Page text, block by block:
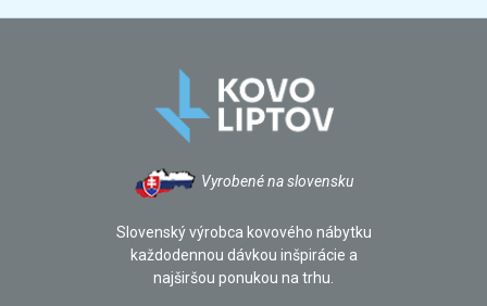
Vyrobené na slovensku
Slovenský výrobca kovového nábytku
každodennou dávkou inšpirácie a
najširšou ponukou na trhu.